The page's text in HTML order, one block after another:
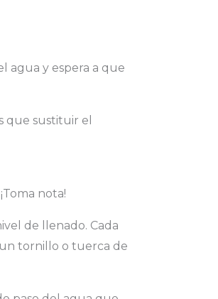
agua y espera a que
que sustituir el
nota!
de llenado. Cada
tornillo o tuerca de